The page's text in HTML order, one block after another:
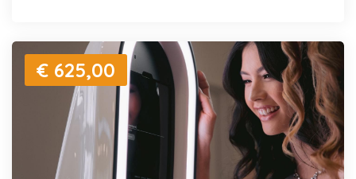
€ 625,00